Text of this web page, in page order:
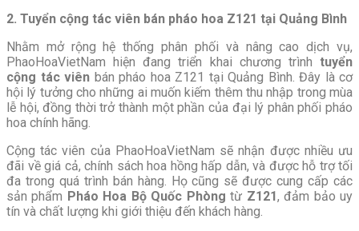
2. Tuyển cộng tác viên bán pháo hoa Z121 tại Quảng Bình
Nhằm mở rộng hệ thống phân phối và nâng cao dịch vụ,
PhaoHoaVietNam hiện đang triển khai chương trình tuyển
cộng tác viên bán pháo hoa Z121 tại Quảng Bình. Đây là cơ
hội lý tưởng cho những ai muốn kiếm thêm thu nhập trong mùa
lễ hội, đồng thời trở thành một phần của đại lý phân phối pháo
hoa chính hãng.
Cộng tác viên của PhaoHoaVietNam sẽ nhận được nhiều ưu
đãi về giá cả, chính sách hoa hồng hấp dẫn, và được hỗ trợ tối
đa trong quá trình bán hàng. Họ cũng sẽ được cung cấp các
sản phẩm Pháo Hoa Bộ Quốc Phòng từ Z121, đảm bảo uy
tín và chất lượng khi giới thiệu đến khách hàng.